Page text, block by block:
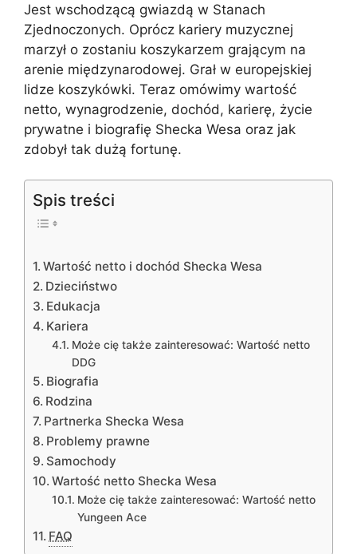
Jest wschodzącą gwiazdą w Stanach
Zjednoczonych. Oprócz kariery muzycznej
marzył o zostaniu koszykarzem grającym na
arenie międzynarodowej. Grał w europejskiej
lidze koszykówki. Teraz omówimy wartość
netto, wynagrodzenie, dochód, karierę, życie
prywatne i biografię Shecka Wesa oraz jak
zdobył tak dużą fortunę.
Spis treści
Wartość netto i dochód Shecka Wesa
Dzieciństwo
Edukacja
Kariera
Może cię także zainteresować: Wartość netto
DDG
Biografia
Rodzina
Partnerka Shecka Wesa
Problemy prawne
Samochody
Wartość netto Shecka Wesa
Może cię także zainteresować: Wartość netto
Yungeen Ace
FAQ